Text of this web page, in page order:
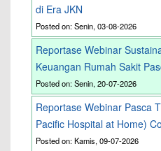
di Era JKN
Posted on: Senin, 03-08-2026
Reportase Webinar
Keuangan Rumah Sakit
Posted on: Senin, 20-07-2026
Reportase Webinar Pasca
Pacific Hospital at Home)
Posted on: Kamis, 09-07-2026